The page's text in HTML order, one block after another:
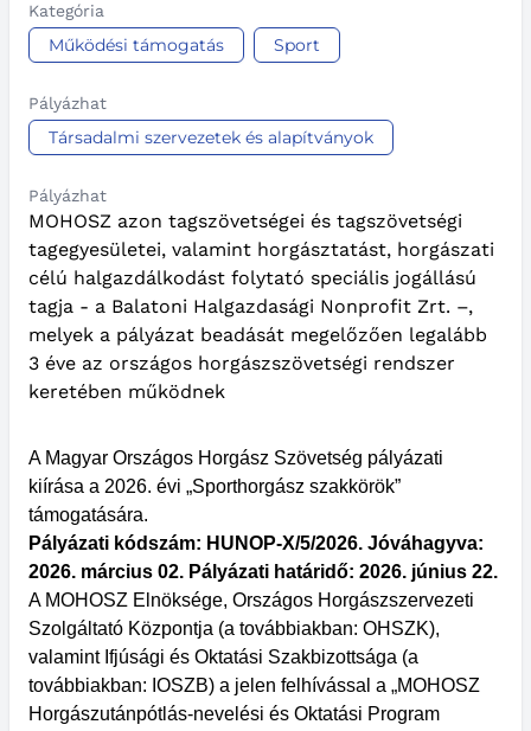
Kategória
Működési támogatás Sport
Pályázhat
Társadalmi szervezetek és alapítványok
Pályázhat
MOHOSZ azon tagszövetségei és tagszövetségi
tagegyesületei, valamint horgásztatást, horgászati
célú halgazdálkodást folytató speciális jogállású
tagja - a Balatoni Halgazdasági Nonprofit Zrt. –,
melyek a pályázat beadását megelőzően legalább
3 éve az országos horgászszövetségi rendszer
keretében működnek
A Magyar Országos Horgász Szövetség pályázati
kiírása a 2026. évi „Sporthorgász szakkörök”
támogatására.
Pályázati kódszám: HUNOP-X/5/2026. Jóváhagyva:
2026. március 02. Pályázati határidő: 2026. június 22.
A MOHOSZ Elnöksége, Országos Horgászszervezeti
Szolgáltató Központja (a továbbiakban: OHSZK),
valamint Ifjúsági és Oktatási Szakbizottsága (a
továbbiakban: IOSZB) a jelen felhívással a „MOHOSZ
Horgászutánpótlás-nevelési és Oktatási Program